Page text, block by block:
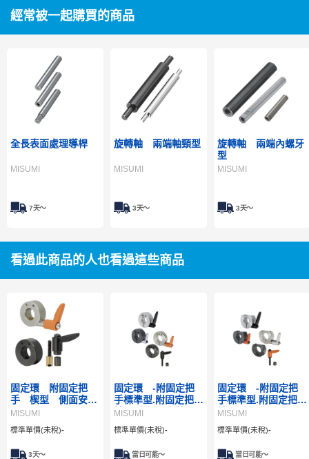
經常被一起購買的商品
全長表面處理導桿
MISUMI
7天～
旋轉軸 兩端軸頸型
MISUMI
3天～
旋轉軸 兩端內螺牙
型
MISUMI
3天～
看過此商品的人也看過這些商品
固定環 附固定把
手 楔型 側面安裝
孔
MISUMI
標準單價(未稅)-
3天～
固定環 -附固定把
手標準型.附固定把手
精巧型-側面安裝孔
MISUMI
標準單價(未稅)-
當日可能～
固定環 -附固定把
手標準型.附固定把手
精巧型- D切面型
MISUMI
標準單價(未稅)-
當日可能～